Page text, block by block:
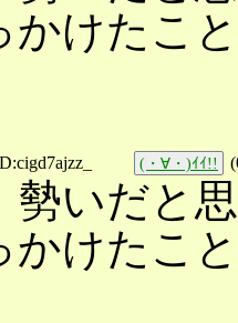
かけたこ
(・∀・)ｲｲ!! (
勢いだと
かけたこ